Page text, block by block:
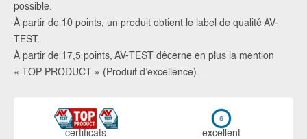
possible.
À partir de 10 points, un produit obtient le label de qualité AV-
TEST.
À partir de 17,5 points, AV-TEST décerne en plus la mention
« TOP PRODUCT » (Produit d’excellence).
certi­ficats ex­cellent